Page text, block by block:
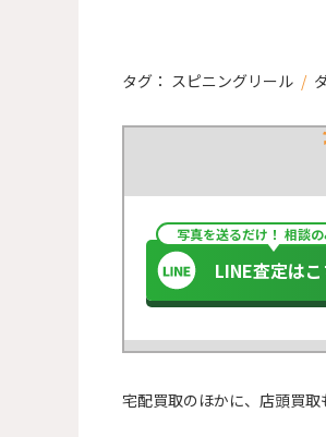
タグ： スピニングリール /
写真を送るだけ！ 相談
LINE査定は
宅配買取のほかに、店頭買取